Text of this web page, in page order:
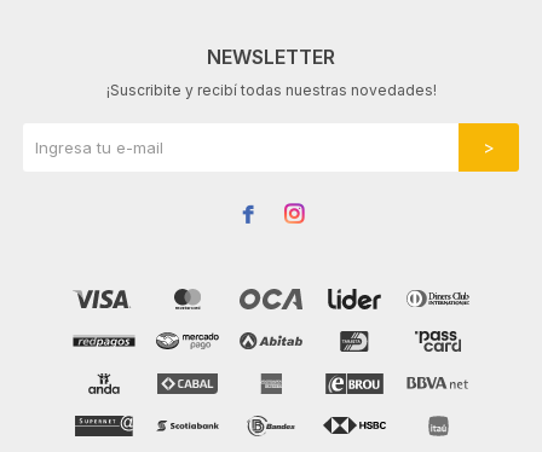
NEWSLETTER
¡Suscribite y recibí todas nuestras novedades!
 